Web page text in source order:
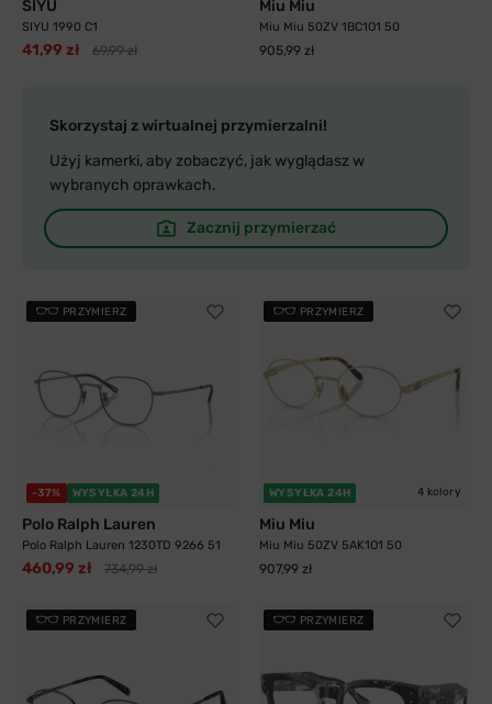
SIYU
SIYU 1990 C1
41,99 zł 69,99 zł
Skorzystaj z wirtualnej przymierzalni!
Użyj kamerki, aby zobaczyć, jak wyglądasz w
wybranych oprawkach.
Zacznij przymierzać
Miu Miu
Miu Miu 50ZV 1BC1O1 50
905,99 zł
PRZYMIERZ
-37% WYSYŁKA 24H
Polo Ralph Lauren
Polo Ralph Lauren 1230TD 9266 51
460,99 zł 734,99 zł
PRZYMIERZ
WYSYŁKA 24H 4 kolory
Miu Miu
Miu Miu 50ZV 5AK1O1 50
907,99 zł
PRZYMIERZ PRZYMIERZ